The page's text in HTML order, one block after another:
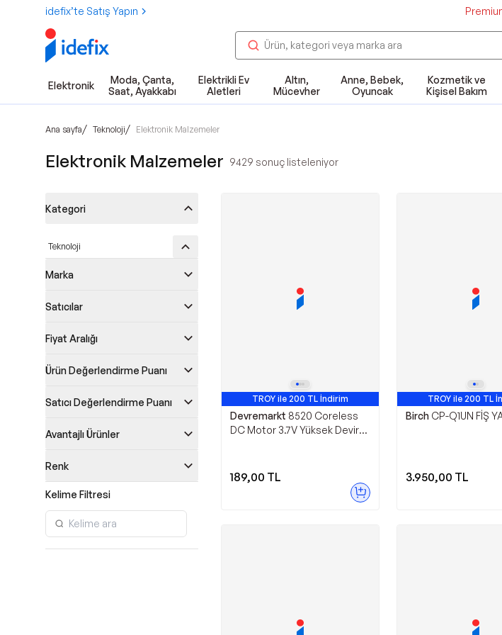
idefix’te Satış Yapın
Elektronik
Moda, Çanta,
Saat, Ayakkabı
Elektrikli Ev
Aletleri
Altın,
Mücevher
Anne, Bebek,
Oyuncak
Kozmetik ve
Kişisel Bakım
Ana sayfa/ Teknoloji/ Elektronik Malzemeler
Elektronik Malzemeler 9429 sonuç listeleniyor
Kategori
Teknoloji
Marka
Satıcılar
Fiyat Aralığı
Ürün Değerlendirme Puanı
Satıcı Değerlendirme Puanı
Avantajlı Ürünler
Renk
Kelime Filtresi
TROY ile 200 TL İndirim
Devremarkt 8520 Coreless
DC Motor 3.7V Yüksek Devir
189,00 TL
TROY ile 200 TL
Birch CP-Q1UN FİŞ
3.950,00 TL